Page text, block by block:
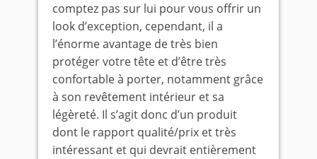
comptez pas sur lui pour vous offrir un
look d’exception, cependant, il a
l’énorme avantage de très bien
protéger votre tête et d’être très
confortable à porter, notamment grâce
à son revêtement intérieur et sa
légèreté. Il s’agit donc d’un produit
dont le rapport qualité/prix et très
intéressant et qui devrait entièrement